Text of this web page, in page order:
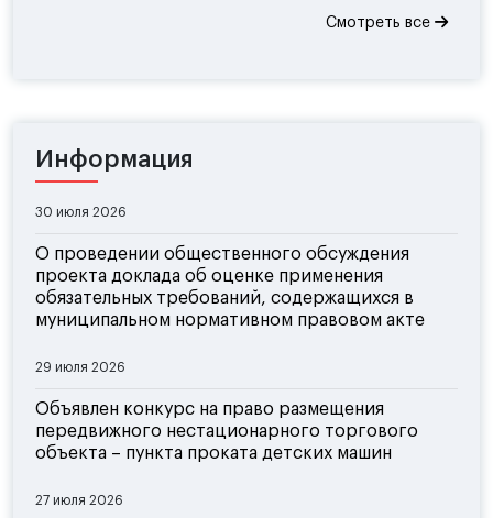
Смотреть все
Информация
30 июля 2026
О проведении общественного обсуждения
проекта доклада об оценке применения
обязательных требований, содержащихся в
муниципальном нормативном правовом акте
29 июля 2026
Объявлен конкурс на право размещения
передвижного нестационарного торгового
объекта – пункта проката детских машин
27 июля 2026